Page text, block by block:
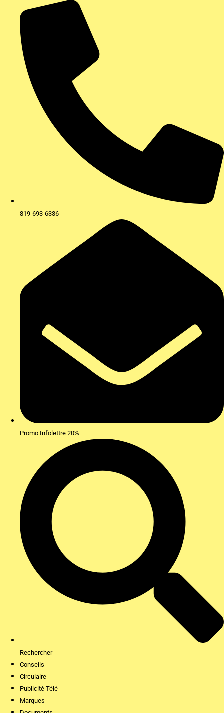
contenu
819-693-6336
Promo Infolettre 20%
Rechercher
Conseils
Circulaire
Publicité Télé
Marques